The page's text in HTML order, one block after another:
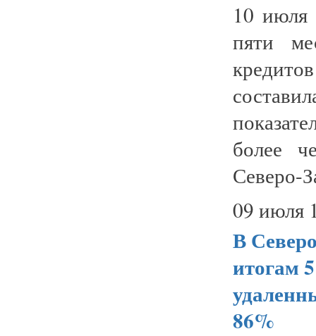
10 июля
пяти
более
Северо-
09 июля
В
итогам
86%